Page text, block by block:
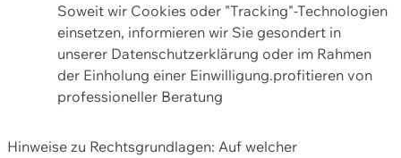
Soweit wir Cookies oder "Tracking"-Technologien
einsetzen, informieren wir Sie gesondert in
unserer Datenschutzerklärung oder im Rahmen
der Einholung einer Einwilligung.profitieren von
professioneller Beratung
Hinweise zu Rechtsgrundlagen: Auf welcher